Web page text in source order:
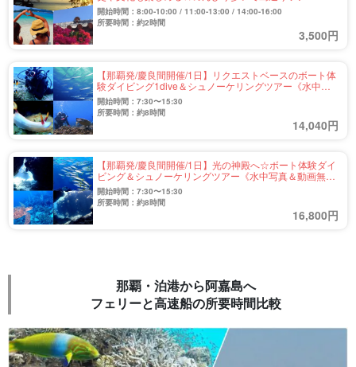
（No.310）
開始時間：8:00-10:00 / 11:00-13:00 / 14:00-16:00
所要時間：約2時間
3,500円
【那覇発/慶良間開催/1日】リクエストベースのボート体
験ダイビング1dive＆シュノーケリングツアー《水中写
真＆動画無料／那覇市内送迎あり》1名参加OK！
（No.340）
開始時間：7:30〜15:30
所要時間：約8時間
14,040円
【那覇発/慶良間開催/1日】光の神殿へ☆ボート体験ダイ
ビング＆シュノーケリングツアー《水中写真＆動画無料
／那覇市内送迎あり》1名参加OK！（No.343）
開始時間：7:30〜15:30
所要時間：約8時間
16,800円
那覇・泊港から阿嘉島へ
フェリーと高速船の所要時間比較